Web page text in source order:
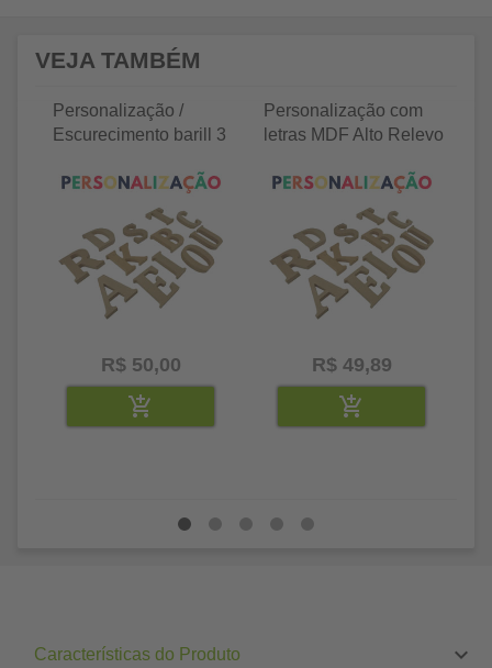
VEJA TAMBÉM
Personalização /
Escurecimento barill 3
R$ 50,00
Personalização com
letras MDF Alto Relevo
R$ 49,89
Características do Produto